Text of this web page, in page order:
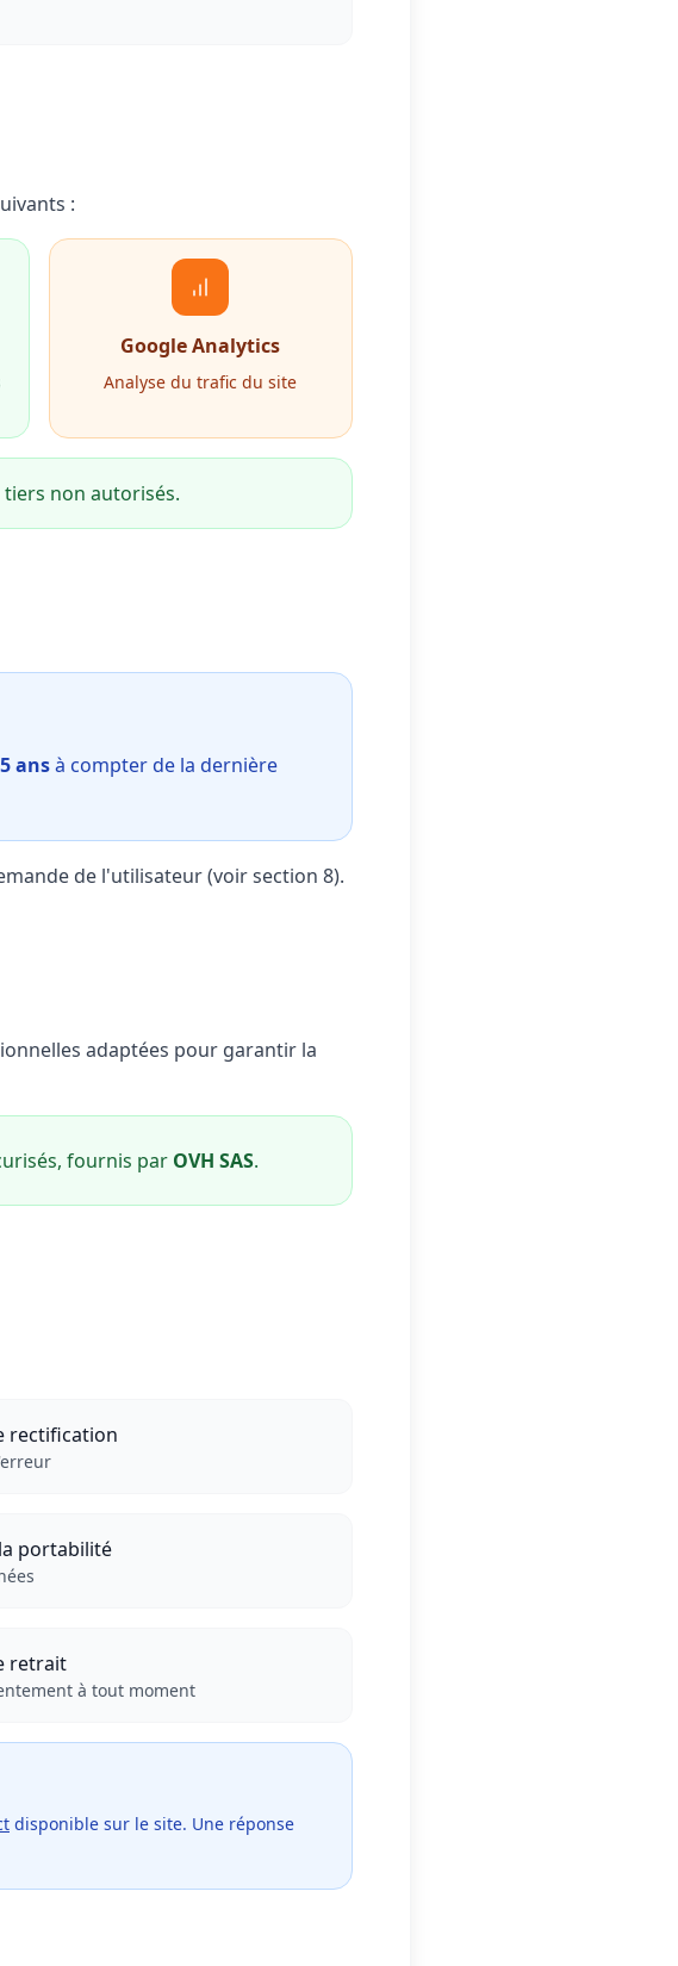
:
Google Analytics
Analyse du trafic du site
non autorisés.
5 ansà compter de la dernière
de l'utilisateur (voir section 8).
adaptées pour garantir la
fournis par OVH SAS.
rectification
portabilité
retrait
à tout moment
disponible sur le site. Une réponse